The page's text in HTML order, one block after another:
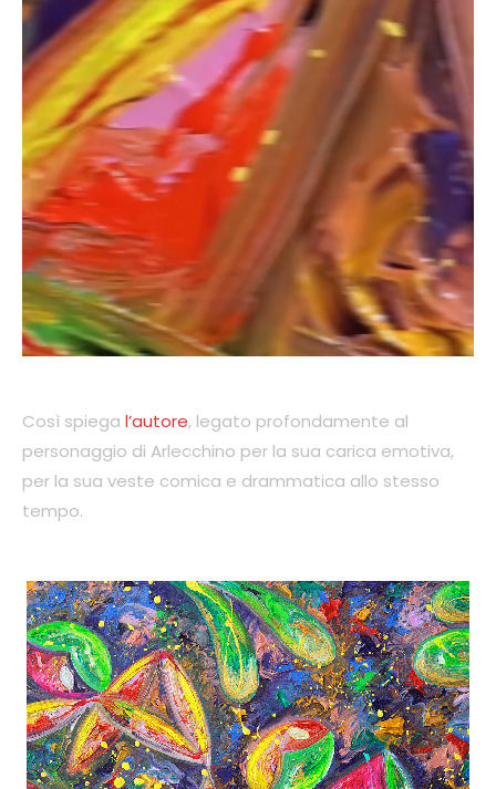
Così spiega l’autore, legato profondamente al
personaggio di Arlecchino per la sua carica emotiva,
per la sua veste comica e drammatica allo stesso
tempo.